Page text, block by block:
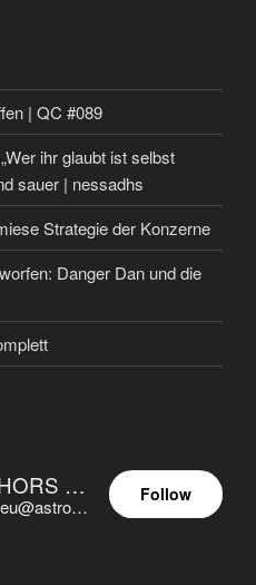
| QC #089
ihr glaubt ist selbst
sauer | nessadhs
Strategie der Konzerne
Danger Dan und die
ASTROCOHORS EUNOIA ULTIMA
@astrocohors.eu@astrocohors.eu
Follow